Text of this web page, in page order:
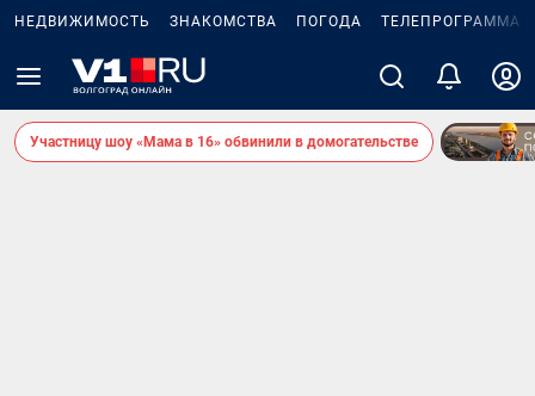
НЕДВИЖИМОСТЬ ЗНАКОМСТВА ПОГОДА ТЕЛЕПРОГРАММА
Участницу шоу «Мама в 16» обвинили в домогательстве